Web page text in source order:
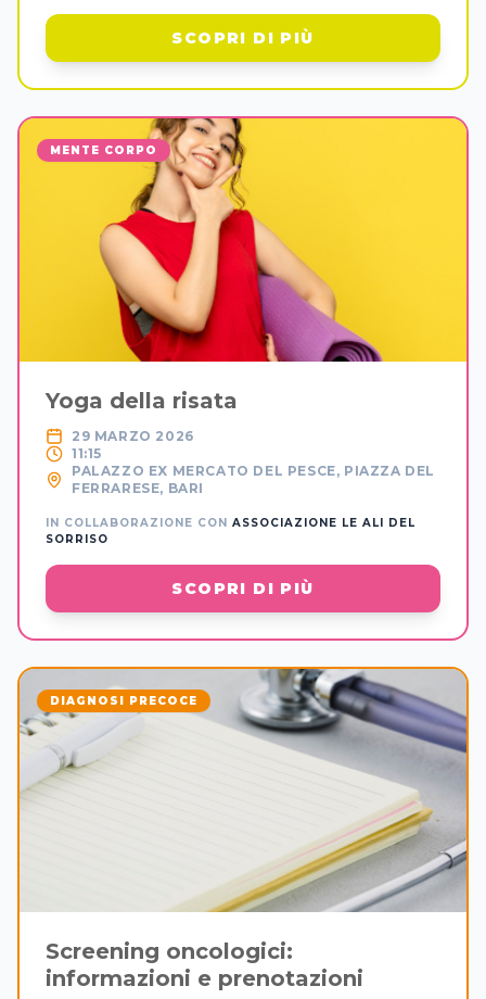
SCOPRI DI PIÙ
MENTE CORPO
Yoga della risata
29 MARZO 2026
11:15
PALAZZO EX MERCATO DEL PESCE, PIAZZA DEL
FERRARESE, BARI
IN COLLABORAZIONE CON ASSOCIAZIONE LE ALI DEL
SORRISO
SCOPRI DI PIÙ
DIAGNOSI PRECOCE
Screening oncologici:
informazioni e prenotazioni